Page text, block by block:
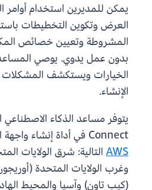
يمكن للمديرين استخدام أوامر
العرض وتكوين التخطيطات
المشروطة وتعيين خصائص
بدون عمل يدوي. يوصي
الخيارات ويستكشف المشكلات
الإنشاء.
Connect في أداة إنشاء واجهة المستخدم في
AWS التالية: شرق الولايات
وغرب الولايات المتحدة
(كيب تاون) وآسيا والمحيط